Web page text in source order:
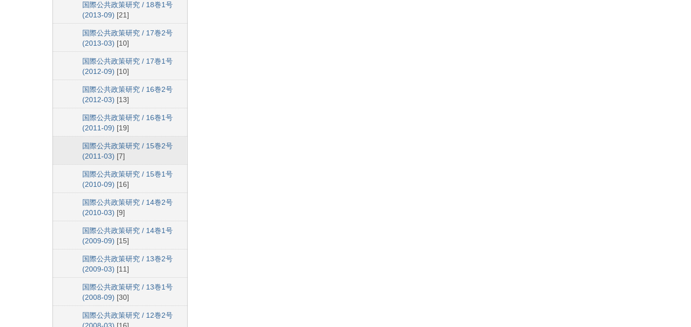
国際公共政策研究 / 18巻1号
(2013-09) [21]
国際公共政策研究 / 17巻2号
(2013-03) [10]
国際公共政策研究 / 17巻1号
(2012-09) [10]
国際公共政策研究 / 16巻2号
(2012-03) [13]
国際公共政策研究 / 16巻1号
(2011-09) [19]
国際公共政策研究 / 15巻2号
(2011-03) [7]
国際公共政策研究 / 15巻1号
(2010-09) [16]
国際公共政策研究 / 14巻2号
(2010-03) [9]
国際公共政策研究 / 14巻1号
(2009-09) [15]
国際公共政策研究 / 13巻2号
(2009-03) [11]
国際公共政策研究 / 13巻1号
(2008-09) [30]
国際公共政策研究 / 12巻2号